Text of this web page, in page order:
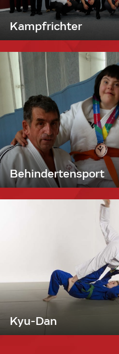
Kampfrichter
Behindertensport
Kyu-Dan